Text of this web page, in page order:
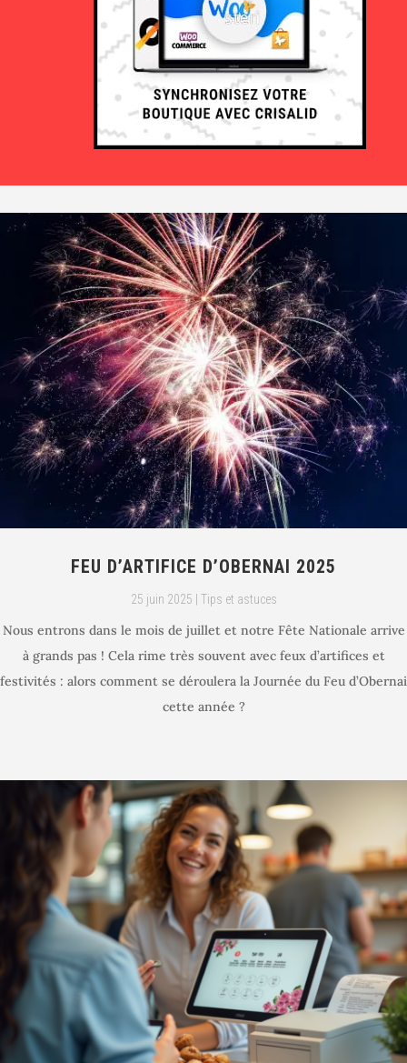
FEU D’ARTIFICE D’OBERNAI 2025
25 juin 2025 Tips et astuces
Nous entrons dans le mois de juillet et notre Fête Nationale arrive
à grands pas ! Cela rime très souvent avec feux d’artifices et
festivités : alors comment se déroulera la Journée du Feu d’Obernai
cette année ?